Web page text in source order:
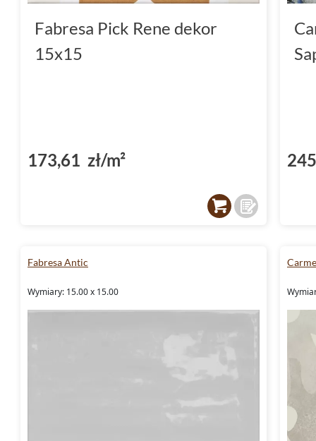
Fabresa Pick Rene dekor
15x15
173,61 zł/m²
Fabresa Antic
Wymiary: 15.00 x 15.00